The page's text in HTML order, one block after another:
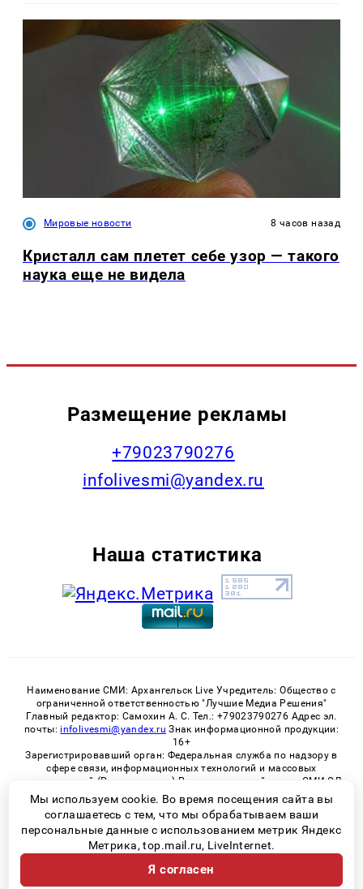
Мировые новости 8 часов назад
Кристалл сам плетет себе узор — такого
наука еще не видела
Размещение рекламы
+79023790276
infolivesmi@yandex.ru
Наша статистика
Наименование СМИ: Архангельск Live Учредитель: Общество с
ограниченной ответственностью "Лучшие Медиа Решения"
Главный редактор: Самохин А. С. Тел.: +79023790276 Адрес эл.
почты: infolivesmi@yandex.ru Знак информационной продукции:
16+
Зарегистрировавший орган: Федеральная служба по надзору в
сфере связи, информационных технологий и массовых
коммуникаций (Роскомнадзор) Регистрационный номер СМИ ЭЛ
№ ФС 77 - 82533 от 21.01.2022
© 2026 «Архангельск Live» | Все права защищены
Возрастная категория сайта 16+
Мы используем cookie. Во время посещения сайта вы
соглашаетесь с тем, что мы обрабатываем ваши
персональные данные с использованием метрик Яндекс
Метрика, top.mail.ru, LiveInternet.
Я согласен